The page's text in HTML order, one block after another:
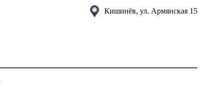
Кишинёв, ул. Армянская 15